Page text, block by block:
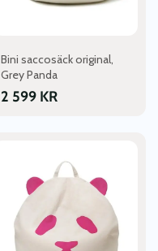
Bini saccosäck original,
Grey Panda
2 599 KR